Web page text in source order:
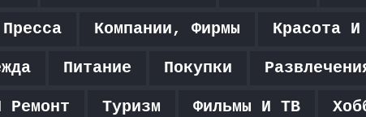
Компании, Фирмы Красота И
Питание Покупки
Ремонт Туризм Фильмы И ТВ